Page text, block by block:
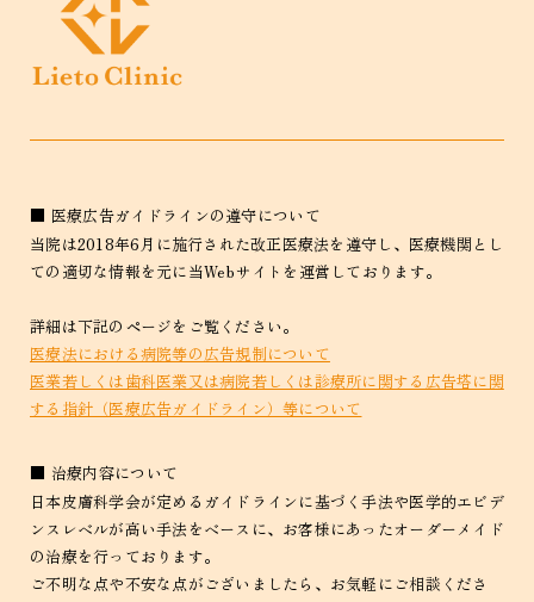
■ 医療広告ガイドラインの遵守について
当院は2018年6月に施行された改正医療法を遵守し、医療機関とし
ての適切な情報を元に当Webサイトを運営しております。
詳細は下記のページをご覧ください。
医療法における病院等の広告規制について
医業若しくは歯科医業又は病院若しくは診療所に関する広告塔に関
する指針（医療広告ガイドライン）等について
■ 治療内容について
日本皮膚科学会が定めるガイドラインに基づく手法や医学的エビデ
ンスレベルが高い手法をベースに、お客様にあったオーダーメイド
の治療を行っております。
ご不明な点や不安な点がございましたら、お気軽にご相談くださ